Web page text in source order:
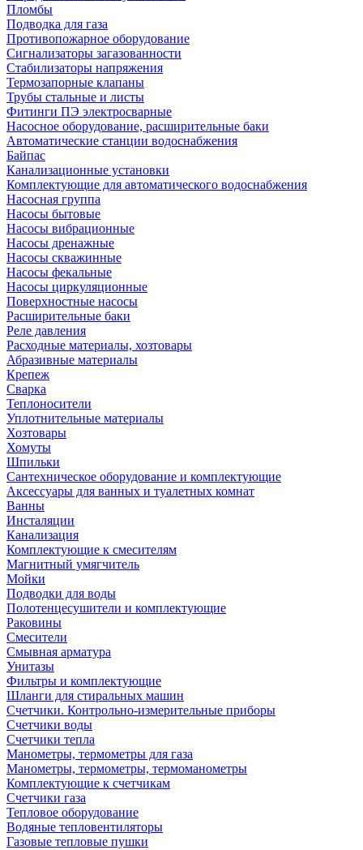
Пломбы
Подводка для газа
Противопожарное оборудование
Сигнализаторы загазованности
Стабилизаторы напряжения
Термозапорные клапаны
Трубы стальные и листы
Фитинги ПЭ электросварные
Насосное оборудование, расширительные баки
Автоматические станции водоснабжения
Байпас
Канализационные установки
Комплектующие для автоматического водоснабжения
Насосная группа
Насосы бытовые
Насосы вибрационные
Насосы дренажные
Насосы скважинные
Насосы фекальные
Насосы циркуляционные
Поверхностные насосы
Расширительные баки
Реле давления
Расходные материалы, хозтовары
Абразивные материалы
Крепеж
Сварка
Теплоносители
Уплотнительные материалы
Хозтовары
Хомуты
Шпильки
Сантехническое оборудование и комплектующие
Аксессуары для ванных и туалетных комнат
Ванны
Инсталяции
Канализация
Комплектующие к смесителям
Магнитный умягчитель
Мойки
Подводки для воды
Полотенцесушители и комплектующие
Раковины
Смесители
Смывная арматура
Унитазы
Фильтры и комплектующие
Шланги для стиральных машин
Счетчики. Контрольно-измерительные приборы
Счетчики воды
Счетчики тепла
Манометры, термометры для газа
Манометры, термометры, термоманометры
Комплектующие к счетчикам
Счетчики газа
Тепловое оборудование
Водяные тепловентиляторы
Газовые тепловые пушки